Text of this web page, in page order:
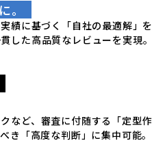
。
績に基づく「自社の最適解」を
した高品質なレビューを実現。
など、審査に付随する「定型作
き「高度な判断」に集中可能。